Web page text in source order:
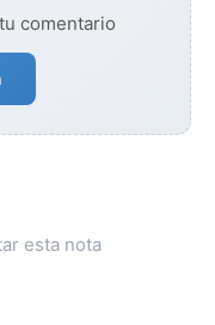
comentario
esta nota